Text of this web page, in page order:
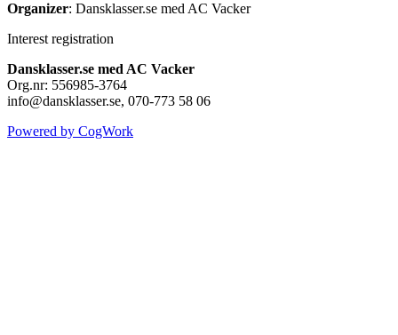
Organizer: Dansklasser.se med AC Vacker
Interest registration
Dansklasser.se med AC Vacker
Org.nr: 556985-3764
info@dansklasser.se, 070-773 58 06
Powered by CogWork